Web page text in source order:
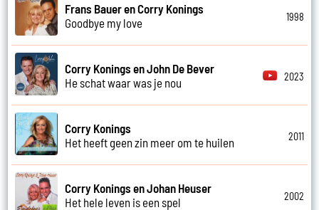
Frans Bauer en Corry Konings
Goodbye my love
1998
Corry Konings en John De Bever
He schat waar was je nou
2023
Corry Konings
Het heeft geen zin meer om te huilen
2011
Corry Konings en Johan Heuser
Het hele leven is een spel
2002